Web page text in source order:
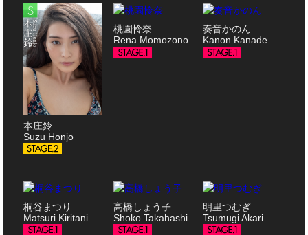
本庄鈴
Suzu Honjo
桃園怜奈
Rena Momozono
奏音かのん
Kanon Kanade
桐谷まつり
Matsuri Kiritani
高橋しょう子
Shoko Takahashi
明里つむぎ
Tsumugi Akari